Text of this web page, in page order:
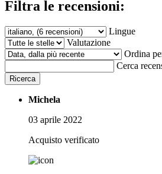
Filtra le recensioni:
Lingue
Valutazione
Ordina
Cerca
Ricerca
Michela
03 aprile 2022
Acquisto verificato